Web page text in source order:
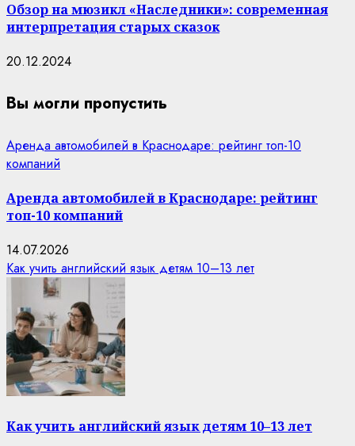
Обзор на мюзикл «Наследники»: современная
интерпретация старых сказок
20.12.2024
Вы могли пропустить
Аренда автомобилей в Краснодаре: рейтинг топ-10
компаний
Аренда автомобилей в Краснодаре: рейтинг
топ-10 компаний
14.07.2026
Как учить английский язык детям 10–13 лет
Как учить английский язык детям 10–13 лет